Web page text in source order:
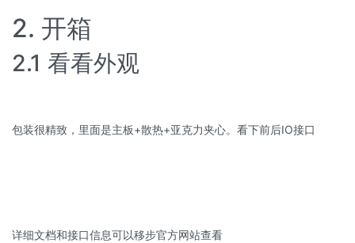
2. 开箱
2.1 看看外观
包装很精致，里面是主板+散热+亚克力夹心。看下前后IO接口
详细文档和接口信息可以移步官方网站查看